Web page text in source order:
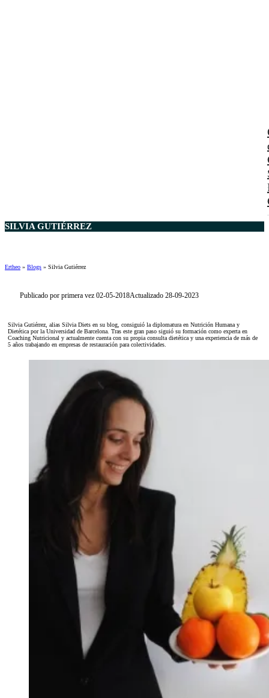
SILVIA GUTIÉRREZ
Ertheo » Blogs » Silvia Gutiérrez
Publicado por primera vez 02-05-2018Actualizado 28-09-2023
Silvia Gutiérrez, alias Silvia Diets en su blog, consiguió la diplomatura en Nutrición Humana y
Dietética por la Universidad de Barcelona. Tras este gran paso siguió su formación como experta en
Coaching Nutricional y actualmente cuenta con su propia consulta dietética y una experiencia de más de
5 años trabajando en empresas de restauración para colectividades.